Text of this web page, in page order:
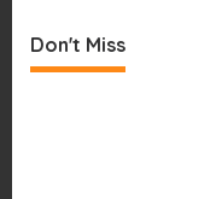
n
a
Don't Miss